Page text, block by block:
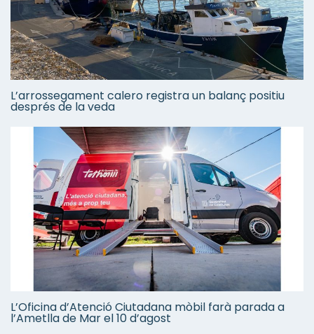
L’arrossegament calero registra un balanç positiu
després de la veda
L’Oficina d’Atenció Ciutadana mòbil farà parada a
l’Ametlla de Mar el 10 d’agost